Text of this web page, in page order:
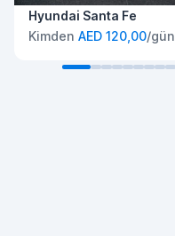
Hyundai Santa Fe
Kimden AED 120,00/gün